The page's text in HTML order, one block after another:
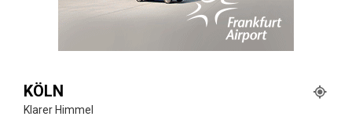
KÖLN
Klarer Himmel